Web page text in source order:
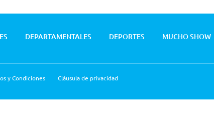
DEPARTAMENTALES DEPORTES
MUCHO SHOW
y Condiciones Cláusula de privacidad